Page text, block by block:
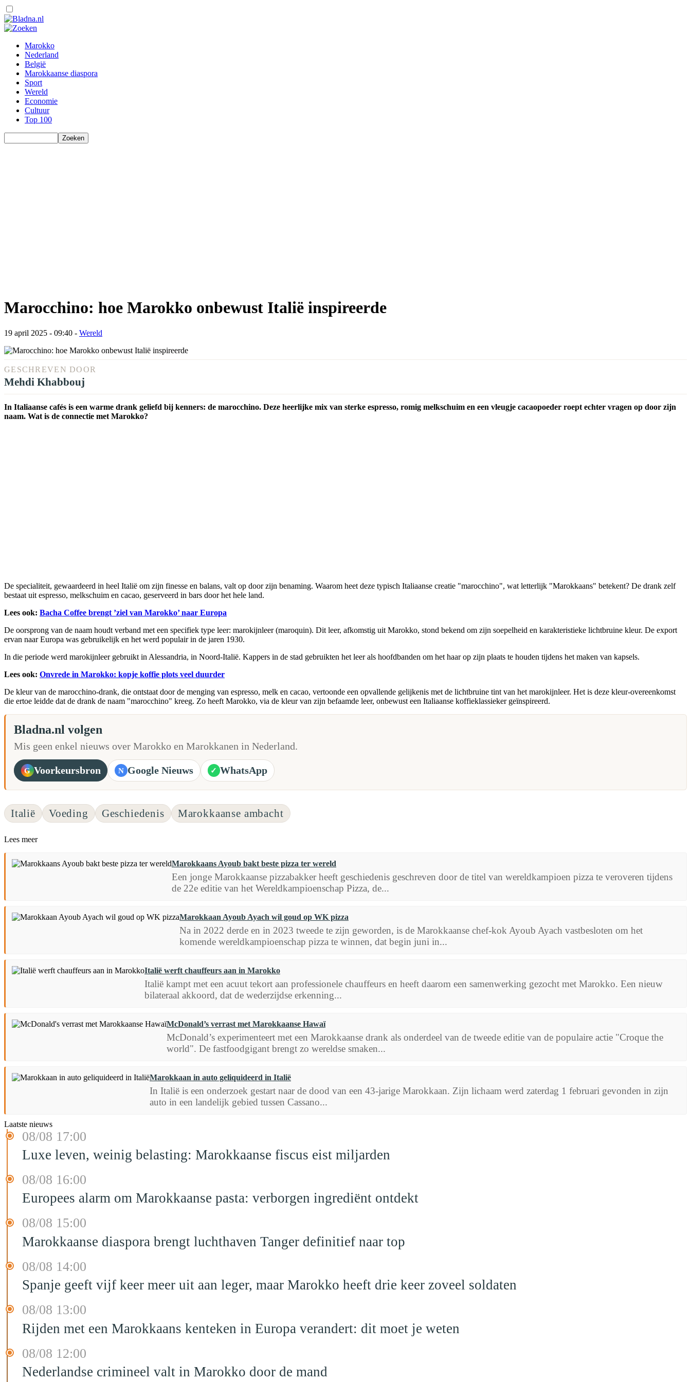
Marokko
Nederland
België
Marokkaanse diaspora
Sport
Wereld
Economie
Cultuur
Top 100
Marocchino: hoe Marokko onbewust Italië inspireerde
19 april 2025 - 09:40 - Wereld
GESCHREVEN DOOR
Mehdi Khabbouj
In Italiaanse cafés is een warme drank geliefd bij kenners: de marocchino. Deze heerlijke mix van sterke espresso, romig melkschuim en een vleugje cacaopoeder roept echter vragen op door zijn
naam. Wat is de connectie met Marokko?
De specialiteit, gewaardeerd in heel Italië om zijn finesse en balans, valt op door zijn benaming. Waarom heet deze typisch Italiaanse creatie "marocchino", wat letterlijk "Marokkaans" betekent? De drank zelf
bestaat uit espresso, melkschuim en cacao, geserveerd in bars door het hele land.
Lees ook: Bacha Coffee brengt ’ziel van Marokko’ naar Europa
De oorsprong van de naam houdt verband met een specifiek type leer: marokijnleer (maroquin). Dit leer, afkomstig uit Marokko, stond bekend om zijn soepelheid en karakteristieke lichtbruine kleur. De export
ervan naar Europa was gebruikelijk en het werd populair in de jaren 1930.
In die periode werd marokijnleer gebruikt in Alessandria, in Noord-Italië. Kappers in de stad gebruikten het leer als hoofdbanden om het haar op zijn plaats te houden tijdens het maken van kapsels.
Lees ook: Onvrede in Marokko: kopje koffie plots veel duurder
De kleur van de marocchino-drank, die ontstaat door de menging van espresso, melk en cacao, vertoonde een opvallende gelijkenis met de lichtbruine tint van het marokijnleer. Het is deze kleur-overeenkomst
die ertoe leidde dat de drank de naam "marocchino" kreeg. Zo heeft Marokko, via de kleur van zijn befaamde leer, onbewust een Italiaanse koffieklassieker geïnspireerd.
Bladna.nl volgen
Mis geen enkel nieuws over Marokko en Marokkanen in Nederland.
G Voorkeursbron N Google Nieuws ✓ WhatsApp
Italië Voeding Geschiedenis Marokkaanse ambacht
Lees meer
Marokkaans Ayoub bakt beste pizza ter wereld
Een jonge Marokkaanse pizzabakker heeft geschiedenis geschreven door de titel van wereldkampioen pizza te veroveren tijdens
de 22e editie van het Wereldkampioenschap Pizza, de...
Marokkaan Ayoub Ayach wil goud op WK pizza
Na in 2022 derde en in 2023 tweede te zijn geworden, is de Marokkaanse chef-kok Ayoub Ayach vastbesloten om het
komende wereldkampioenschap pizza te winnen, dat begin juni in...
Italië werft chauffeurs aan in Marokko
Italië kampt met een acuut tekort aan professionele chauffeurs en heeft daarom een samenwerking gezocht met Marokko. Een nieuw
bilateraal akkoord, dat de wederzijdse erkenning...
McDonald’s verrast met Marokkaanse Hawaï
McDonald’s experimenteert met een Marokkaanse drank als onderdeel van de tweede editie van de populaire actie "Croque the
world". De fastfoodgigant brengt zo wereldse smaken...
Marokkaan in auto geliquideerd in Italië
In Italië is een onderzoek gestart naar de dood van een 43-jarige Marokkaan. Zijn lichaam werd zaterdag 1 februari gevonden in zijn
auto in een landelijk gebied tussen Cassano...
Laatste nieuws
08/08 17:00
Luxe leven, weinig belasting: Marokkaanse fiscus eist miljarden
08/08 16:00
Europees alarm om Marokkaanse pasta: verborgen ingrediënt ontdekt
08/08 15:00
Marokkaanse diaspora brengt luchthaven Tanger definitief naar top
08/08 14:00
Spanje geeft vijf keer meer uit aan leger, maar Marokko heeft drie keer zoveel soldaten
08/08 13:00
Rijden met een Marokkaans kenteken in Europa verandert: dit moet je weten
08/08 12:00
Nederlandse crimineel valt in Marokko door de mand